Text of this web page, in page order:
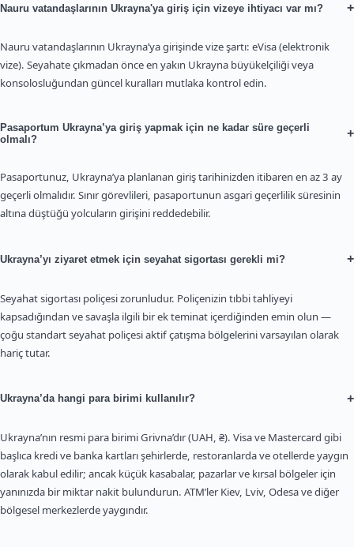
Nauru vatandaşlarının Ukrayna'ya giriş için vizeye ihtiyacı var mı? +
Nauru vatandaşlarının Ukrayna’ya girişinde vize şartı: eVisa (elektronik
vize). Seyahate çıkmadan önce en yakın Ukrayna büyükelçiliği veya
konsolosluğundan güncel kuralları mutlaka kontrol edin.
Pasaportum Ukrayna’ya giriş yapmak için ne kadar süre geçerli
olmalı?
+
Pasaportunuz, Ukrayna’ya planlanan giriş tarihinizden itibaren en az 3 ay
geçerli olmalıdır. Sınır görevlileri, pasaportunun asgari geçerlilik süresinin
altına düştüğü yolcuların girişini reddedebilir.
Ukrayna’yı ziyaret etmek için seyahat sigortası gerekli mi? +
Seyahat sigortası poliçesi zorunludur. Poliçenizin tıbbi tahliyeyi
kapsadığından ve savaşla ilgili bir ek teminat içerdiğinden emin olun —
çoğu standart seyahat poliçesi aktif çatışma bölgelerini varsayılan olarak
hariç tutar.
Ukrayna’da hangi para birimi kullanılır? +
Ukrayna’nın resmi para birimi Grivna’dır (UAH, ₴). Visa ve Mastercard gibi
başlıca kredi ve banka kartları şehirlerde, restoranlarda ve otellerde yaygın
olarak kabul edilir; ancak küçük kasabalar, pazarlar ve kırsal bölgeler için
yanınızda bir miktar nakit bulundurun. ATM’ler Kiev, Lviv, Odesa ve diğer
bölgesel merkezlerde yaygındır.